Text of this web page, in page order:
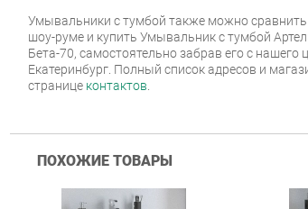
Умывальники с тумбой также можно
шоу-руме и купить Умывальник с тумбой
Бета-70, самостоятельно забрав его с нашего
Екатеринбург. Полный список адресов и
странице контактов
ПОХОЖИЕ ТОВАРЫ